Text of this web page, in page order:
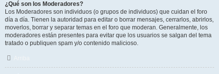
¿Qué son los Moderadores?
Los Moderadores son individuos (o grupos de individuos) que cuidan el foro
día a día. Tienen la autoridad para editar o borrar mensajes, cerrarlos, abrirlos,
moverlos, borrar y separar temas en el foro que moderan. Generalmente, los
moderadores están presentes para evitar que los usuarios se salgan del tema
tratado o publiquen spam y/o contenido malicioso.